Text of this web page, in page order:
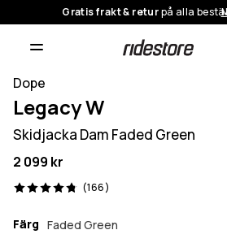
Gratis frakt & returpå alla
Dope
Legacy W
Skidjacka Dam Faded Green
2 099 kr
(166)
166 recensioner, 4.8/5
Färg Faded Green